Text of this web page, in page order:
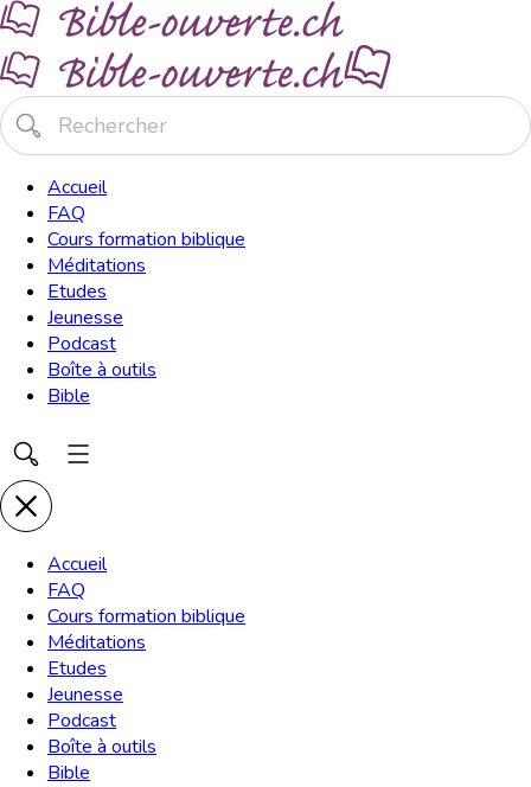
Accueil
FAQ
Cours formation biblique
Méditations
Etudes
Jeunesse
Podcast
Boîte à outils
Bible
Accueil
FAQ
Cours formation biblique
Méditations
Etudes
Jeunesse
Podcast
Boîte à outils
Bible